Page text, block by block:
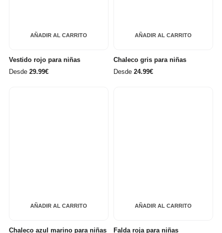
AÑADIR AL CARRITO
Vestido rojo para niñas
Desde 29.99€
AÑADIR AL CARRITO
Chaleco gris para niñas
Desde 24.99€
AÑADIR AL CARRITO
Chaleco azul marino para niñas
AÑADIR AL CARRITO
Falda roja para niñas